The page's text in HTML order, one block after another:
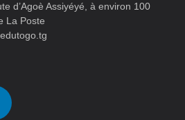
d’Agoè Assiyéyé, à environ 100
La Poste